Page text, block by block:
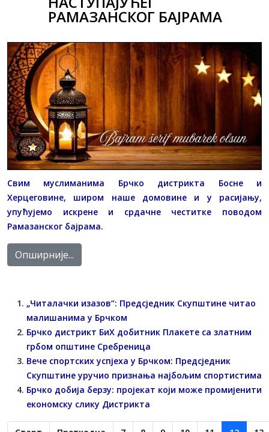
РАМАЗАНСКОГ БАЈРАМА
Свим муслиманима Брчко дистрикта Босне и
Херцеговине, широм наше домовине и у расијању,
упућујемо искрене и срдачне честитке поводом
Рамазанског бајрама.
Опширније...
„Читалачки изазов“: Предсједник Скупштине читао
малишанима у Брчком
Брчко дистрикт БиХ добитник Плакете са златним
грбом општине Сребреница
Вече спортских успјеха у Брчком: Предсједник
Скупштине уручио признања најбољим спортистима
Брчко добија берзу: пројекат који може промијенити
економску слику Дистрикта